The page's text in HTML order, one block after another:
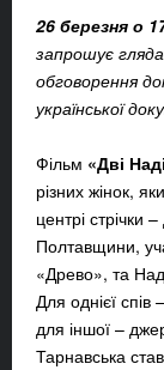
26 березня о
запрошує
обговорення
української
Фільм «Дві
різних жінок,
центрі стрічки
Полтавщини,
«Древо», та
Для однієї
для іншої –
Тарнавська